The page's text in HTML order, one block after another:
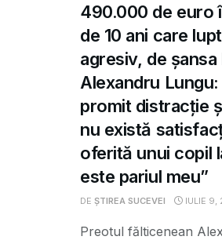
490.000 de euro
de 10 ani care
agresiv, de
Alexandru
promit distracție
nu există
oferită unui copil
este pariul meu”
DE ȘTIREA SUCEVEI IULIE 9,
Preotul fălticenean